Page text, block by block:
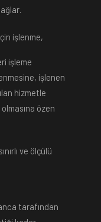
işlenme,
işleme
işlenen
hizmetle
özen
ve ölçülü
tarafından